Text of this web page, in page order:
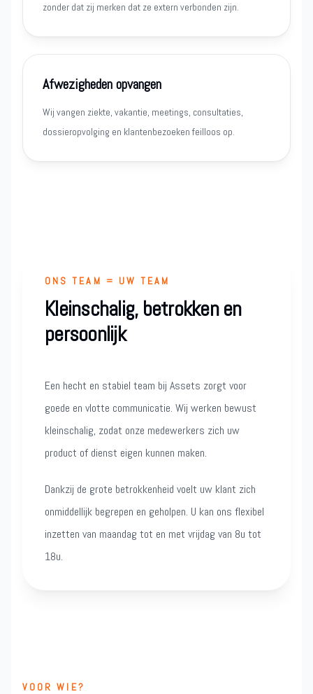
zonder dat zij merken dat ze extern verbonden zijn.
Afwezigheden opvangen
Wij vangen ziekte, vakantie, meetings, consultaties,
dossieropvolging en klantenbezoeken feilloos op.
ONS TEAM = UW TEAM
Kleinschalig, betrokken en
persoonlijk
Een hecht en stabiel team bij Assets zorgt voor
goede en vlotte communicatie. Wij werken bewust
kleinschalig, zodat onze medewerkers zich uw
product of dienst eigen kunnen maken.
Dankzij de grote betrokkenheid voelt uw klant zich
onmiddellijk begrepen en geholpen. U kan ons flexibel
inzetten van maandag tot en met vrijdag van 8u tot
18u.
VOOR WIE?